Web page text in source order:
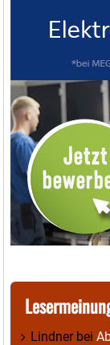
Lindnerbei